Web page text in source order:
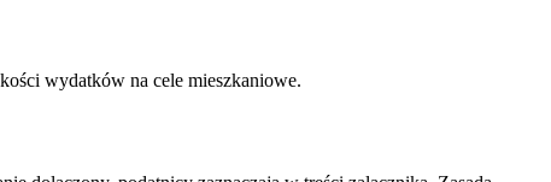
wydatków na cele mieszkaniowe.